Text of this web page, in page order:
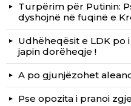
Turpërim për Putinin:
dyshojnë në fuqinë e
Udhëheqësit e LDK po
japin dorëheqje !
A po gjunjëzohet
Pse opozita i pranoi